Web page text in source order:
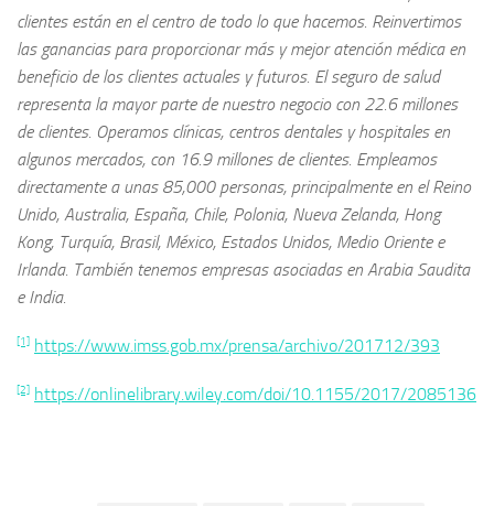
clientes están en el centro de todo lo que hacemos. Reinvertimos
las ganancias para proporcionar más y mejor atención médica en
beneficio de los clientes actuales y futuros. El seguro de salud
representa la mayor parte de nuestro negocio con 22.6 millones
de clientes. Operamos clínicas, centros dentales y hospitales en
algunos mercados, con 16.9 millones de clientes. Empleamos
directamente a unas 85,000 personas, principalmente en el Reino
Unido, Australia, España, Chile, Polonia, Nueva Zelanda, Hong
Kong, Turquía, Brasil, México, Estados Unidos, Medio Oriente e
Irlanda. También tenemos empresas asociadas en Arabia Saudita
e India.
[1] https://www.imss.gob.mx/prensa/archivo/201712/393
[2] https://onlinelibrary.wiley.com/doi/10.1155/2017/2085136